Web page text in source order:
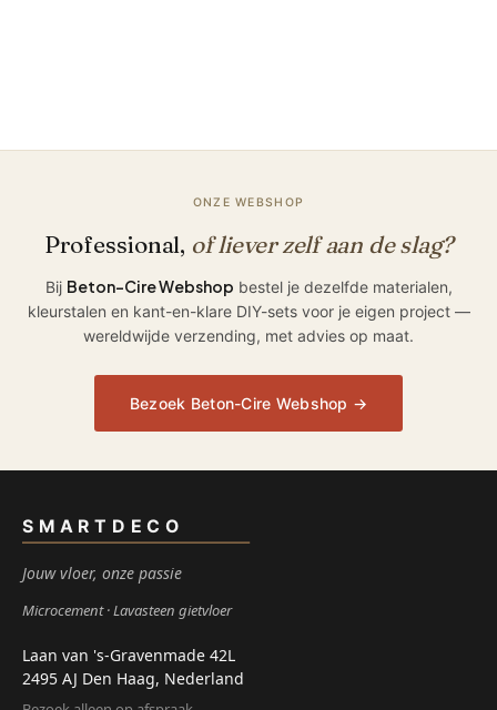
ONZE WEBSHOP
Professional, of liever zelf aan de slag?
Bij Beton-Cire Webshop bestel je dezelfde materialen,
kleurstalen en kant-en-klare DIY-sets voor je eigen project —
wereldwijde verzending, met advies op maat.
Bezoek Beton-Cire Webshop →
SMARTDECO
Jouw vloer, onze passie
Microcement Lavasteen gietvloer
Laan van 's-Gravenmade 42L
2495 AJ Den Haag, Nederland